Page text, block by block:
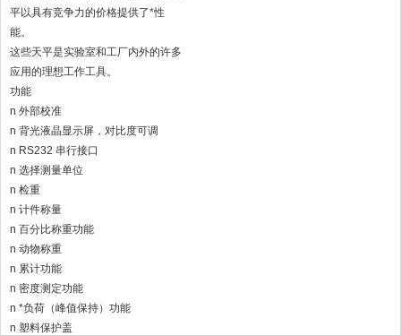
平以具有竞争力的价格提供了*性
能。
这些天平是实验室和工厂内外的许多
应用的理想工作工具。
功能
n 外部校准
n 背光液晶显示屏，对比度可调
n RS232 串行接口
n 选择测量单位
n 检重
n 计件称量
n 百分比称重功能
n 动物称重
n 累计功能
n 密度测定功能
n *负荷（峰值保持）功能
n 塑料保护盖